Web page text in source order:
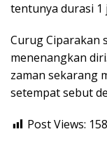
tentunya durasi 1
Curug Ciparakan
menenangkan
zaman sekarang
setempat sebut
Post Views: 158